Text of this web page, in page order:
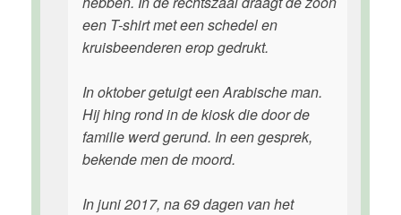
een T-shirt met een schedel en
kruisbeenderen erop gedrukt.
In oktober getuigt een Arabische man.
Hij hing rond in de kiosk die door de
familie werd gerund. In een gesprek,
bekende men de moord.
In juni 2017, na 69 dagen van het